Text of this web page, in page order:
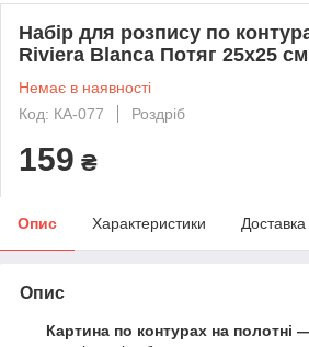
Набір для розпису по
Riviera Blanca Потяг 25x25
Немає в наявності
Код: КА-077
Роздріб
159 ₴
Опис Характеристики Доставка
Опис
Картина по контурах на полотні